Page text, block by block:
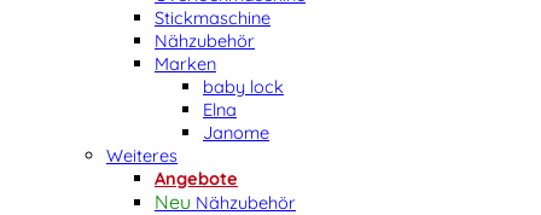
Stickmaschine
Nähzubehör
Marken
baby lock
Elna
Janome
Weiteres
Angebote
Nähzubehör